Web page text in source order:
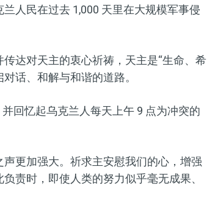
人民在过去 1,000 天里在大规模军事侵
达对天主的衷心祈祷，天主是“生命、希
话、和解与和谐的道路。
回忆起乌克兰人每天上午 9 点为冲突的
更加强大。祈求主安慰我们的心，增强
责时，即使人类的努力似乎毫无成果、